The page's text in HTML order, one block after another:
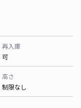
再入庫
可
高さ
制限なし